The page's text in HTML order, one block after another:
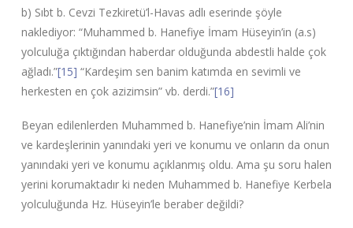
b) Sıbt b. Cevzi Tezkiretü’l-Havas adlı eserinde şöyle
naklediyor: “Muhammed b. Hanefiye İmam Hüseyin’in (a.s)
yolculuğa çıktığından haberdar olduğunda abdestli halde çok
ağladı.”[15] “Kardeşim sen banim katımda en sevimli ve
herkesten en çok azizimsin” vb. derdi.”[16]
Beyan edilenlerden Muhammed b. Hanefiye’nin İmam Ali’nin
ve kardeşlerinin yanındaki yeri ve konumu ve onların da onun
yanındaki yeri ve konumu açıklanmış oldu. Ama şu soru halen
yerini korumaktadır ki neden Muhammed b. Hanefiye Kerbela
yolculuğunda Hz. Hüseyin’le beraber değildi?